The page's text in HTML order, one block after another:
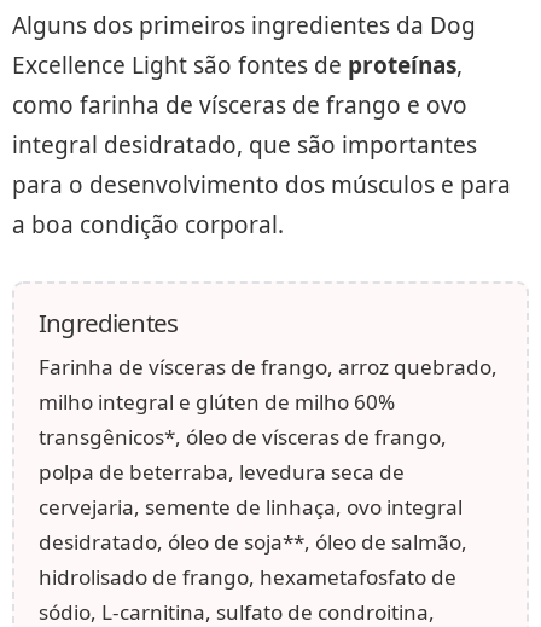
Alguns dos primeiros ingredientes da Dog
Excellence Light são fontes de proteínas,
como farinha de vísceras de frango e ovo
integral desidratado, que são importantes
para o desenvolvimento dos músculos e para
a boa condição corporal.
Ingredientes
Farinha de vísceras de frango, arroz quebrado,
milho integral e glúten de milho 60%
transgênicos*, óleo de vísceras de frango,
polpa de beterraba, levedura seca de
cervejaria, semente de linhaça, ovo integral
desidratado, óleo de soja**, óleo de salmão,
hidrolisado de frango, hexametafosfato de
sódio, L-carnitina, sulfato de condroitina,